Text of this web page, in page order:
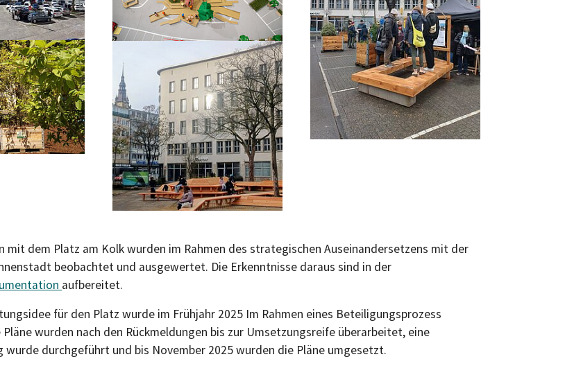
mit dem Platz am Kolk wurden im Rahmen des strategischen Auseinandersetzens mit der
beobachtet und ausgewertet. Die Erkenntnisse daraus sind in der
aufbereitet.
für den Platz wurde im Frühjahr 2025 Im Rahmen eines Beteiligungsprozess
wurden nach den Rückmeldungen bis zur Umsetzungsreife überarbeitet, eine
wurde durchgeführt und bis November 2025 wurden die Pläne umgesetzt.